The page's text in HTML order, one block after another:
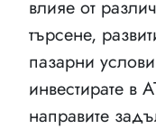
влияе от
търсене,
пазарни
инвестирате в
направите